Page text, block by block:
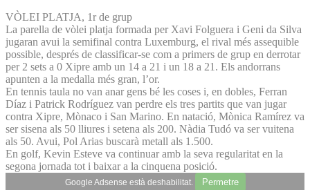
VÒLEI PLATJA, 1r de grup
La parella de vòlei platja formada per Xavi Folguera i Geni da Silva
jugaran avui la semifinal contra Luxemburg, el rival més assequible
possible, després de classificar-se com a primers de grup en derrotar
per 2 sets a 0 Xipre amb un 14 a 21 i un 18 a 21. Els andorrans
apunten a la medalla més gran, l’or.
En tennis taula no van anar gens bé les coses i, en dobles, Ferran
Díaz i Patrick Rodríguez van perdre els tres partits que van jugar
contra Xipre, Mònaco i San Marino. En natació, Mònica Ramírez va
ser sisena als 50 lliures i setena als 200. Nàdia Tudó va ser vuitena
als 50. Avui, Pol Arias buscarà metall als 1.500.
En golf, Kevin Esteve va continuar amb la seva regularitat en la
segona jornada tot i baixar a la cinquena posició.
Google Adsense està deshabilitat. Permetre